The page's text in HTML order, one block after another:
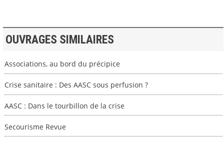
OUVRAGES SIMILAIRES
Associations, au bord du précipice
Crise sanitaire : Des AASC sous perfusion ?
AASC : Dans le tourbillon de la crise
Secourisme Revue